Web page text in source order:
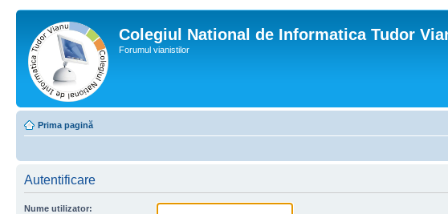
Colegiul National de Informatica Tudor
Forumul vianistilor
Prima pagină
Autentificare
Nume utilizator: